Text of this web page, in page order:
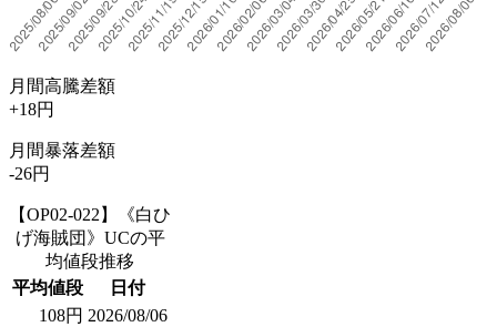
月間高騰差額
+18円
月間暴落差額
-26円
【OP02-022】《白ひ
げ海賊団》UCの平
均値段推移
平均値段
日付
108円 2026/08/06